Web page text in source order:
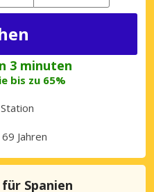
3 minuten
bis zu 65%
Jahren
Spanien